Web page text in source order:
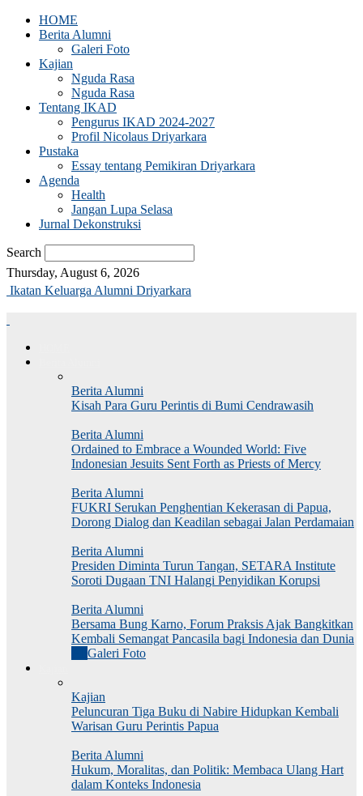
HOME
Berita Alumni
Galeri Foto
Kajian
Nguda Rasa
Nguda Rasa
Tentang IKAD
Pengurus IKAD 2024-2027
Profil Nicolaus Driyarkara
Pustaka
Essay tentang Pemikiran Driyarkara
Agenda
Health
Jangan Lupa Selasa
Jurnal Dekonstruksi
Search
Thursday, August 6, 2026
Ikatan Keluarga Alumni Driyarkara
Berita Alumni
Kisah Para Guru Perintis di Bumi Cendrawasih
Berita Alumni
Ordained to Embrace a Wounded World: Five
Indonesian Jesuits Sent Forth as Priests of Mercy
Berita Alumni
FUKRI Serukan Penghentian Kekerasan di Papua,
Dorong Dialog dan Keadilan sebagai Jalan Perdamaian
Berita Alumni
Presiden Diminta Turun Tangan, SETARA Institute
Soroti Dugaan TNI Halangi Penyidikan Korupsi
Berita Alumni
Bersama Bung Karno, Forum Praksis Ajak Bangkitkan
Kembali Semangat Pancasila bagi Indonesia dan Dunia
Galeri Foto
Kajian
Peluncuran Tiga Buku di Nabire Hidupkan Kembali
Warisan Guru Perintis Papua
Berita Alumni
Hukum, Moralitas, dan Politik: Membaca Ulang Hart
dalam Konteks Indonesia